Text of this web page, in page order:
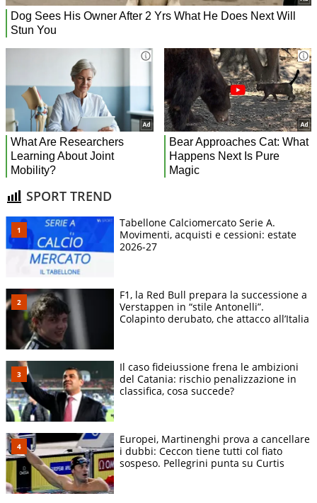
SPORT TREND
Tabellone Calciomercato Serie A.
Movimenti, acquisti e cessioni: estate
2026-27
F1, la Red Bull prepara la successione a
Verstappen in “stile Antonelli”.
Colapinto derubato, che attacco all’Italia
Il caso fideiussione frena le ambizioni
del Catania: rischio penalizzazione in
classifica, cosa succede?
Europei, Martinenghi prova a cancellare
i dubbi: Ceccon tiene tutti col fiato
sospeso. Pellegrini punta su Curtis